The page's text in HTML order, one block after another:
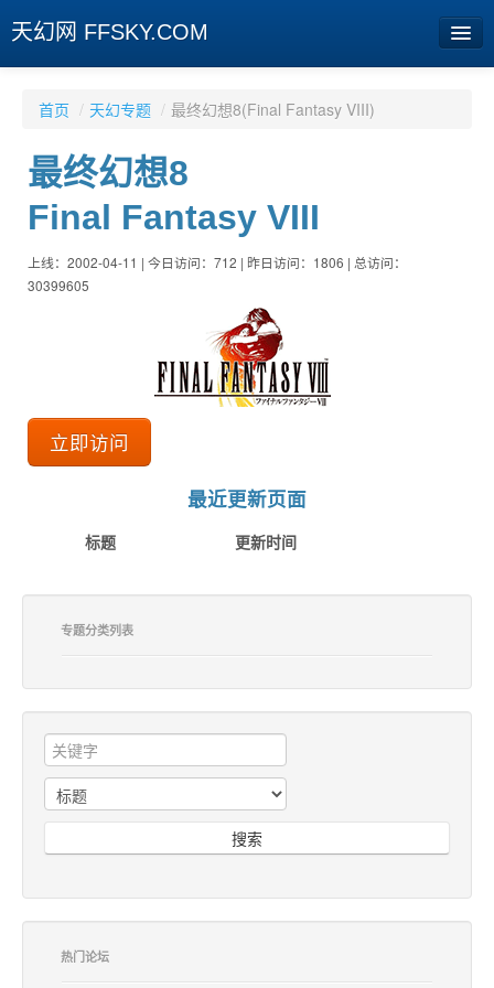
天幻网 FFSKY.COM
周边
专题
首页 / 天幻专题 / 最终幻想8(Final Fantasy VIII)
最终幻想8
Final Fantasy VIII
上线：2002-04-11 | 今日访问：712 | 昨日访问：1806 | 总访问：
30399605
立即访问
最近更新页面
标题
更新时间
专题分类列表
搜索
热门论坛